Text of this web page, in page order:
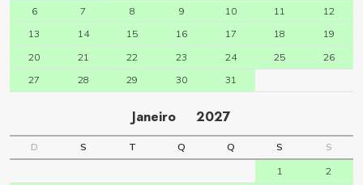
6
7 8 9 10 11
12
13
14 15 16 17 18
19
20
21 22 23 24 25
26
27
28 29 30 31
Janeiro 2027
D S T Q Q S
S
1
2